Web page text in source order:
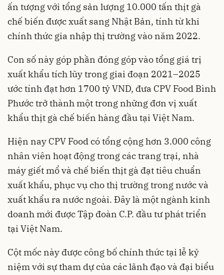
ấn tượng với tổng sản lượng 10.000 tấn thịt gà
chế biến được xuất sang Nhật Bản, tính từ khi
chính thức gia nhập thị trường vào năm 2022.
Con số này góp phần đóng góp vào tổng giá trị
xuất khẩu tích lũy trong giai đoạn 2021–2025
ước tính đạt hơn 1700 tỷ VND, đưa CPV Food Bình
Phước trở thành một trong những đơn vị xuất
khẩu thịt gà chế biến hàng đầu tại Việt Nam.
Hiện nay CPV Food có tổng cộng hơn 3.000 công
nhân viên hoạt động trong các trang trại, nhà
máy giết mổ và chế biến thịt gà đạt tiêu chuẩn
xuất khẩu, phục vụ cho thị trường trong nước và
xuất khẩu ra nước ngoài. Đây là một ngành kinh
doanh mới được Tập đoàn C.P. đầu tư phát triển
tại Việt Nam.
Cột mốc này được công bố chính thức tại lễ kỷ
niệm với sự tham dự của các lãnh đạo và đại biểu